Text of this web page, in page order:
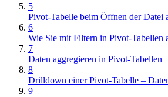
5
Pivot-Tabelle beim Öffnen der Datei
6
Wie Sie mit Filtern in Pivot-Tabellen
7
Daten aggregieren in Pivot-Tabellen
8
Drilldown einer Pivot-Tabelle –
9